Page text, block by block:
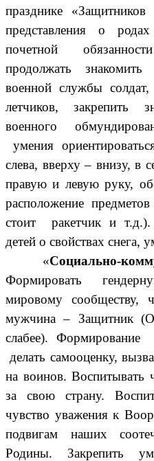
празднике
представления о
почетной
продолжать
военной службы
летчиков, закрепить
военного
умения
слева, вверху – внизу, в
правую и левую руку,
расположение
стоит ракетчик и т.д.).
детей о свойствах снега,
«Социально-
Формировать
мировому сообществу,
мужчина – Защитник
слабее).
делать самооценку,
на воинов. Воспитывать
за свою страну.
чувство уважения к
подвигам наших
Родины. Закрепить